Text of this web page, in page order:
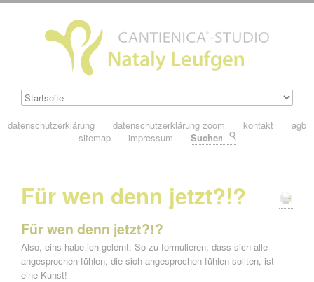
datenschutzerklärung datenschutzerklärung zoom kontakt
agb
sitemap
impressum
Für wen denn jetzt?!?
Für wen denn jetzt?!?
Also, eins habe ich gelernt: So zu formulieren, dass sich alle
angesprochen fühlen, die sich angesprochen fühlen sollten, ist
eine Kunst!